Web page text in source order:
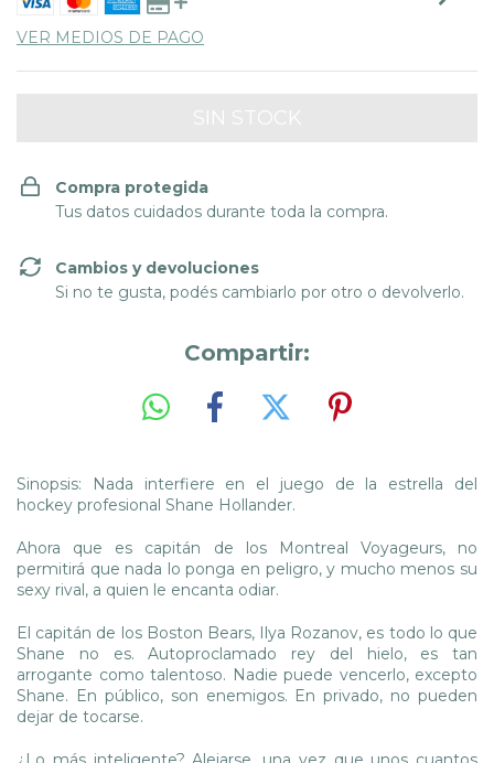
VER MEDIOS DE PAGO
Compra protegida
Tus datos cuidados durante toda la compra.
Cambios y devoluciones
Si no te gusta, podés cambiarlo por otro o devolverlo.
Compartir:
Sinopsis: Nada interfiere en el juego de la estrella del
hockey profesional Shane Hollander.
Ahora que es capitán de los Montreal Voyageurs, no
permitirá que nada lo ponga en peligro, y mucho menos su
sexy rival, a quien le encanta odiar.
El capitán de los Boston Bears, Ilya Rozanov, es todo lo que
Shane no es. Autoproclamado rey del hielo, es tan
arrogante como talentoso. Nadie puede vencerlo, excepto
Shane. En público, son enemigos. En privado, no pueden
dejar de tocarse.